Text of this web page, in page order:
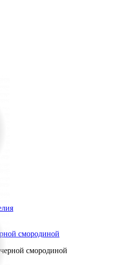
смородиной